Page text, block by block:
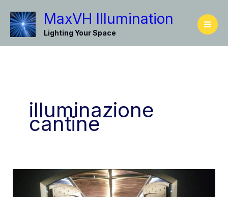
contenuto
MaxVH Illumination
Lighting Your Space
illuminazione
cantine